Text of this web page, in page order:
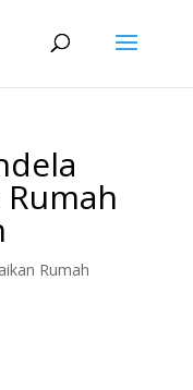
Rumah